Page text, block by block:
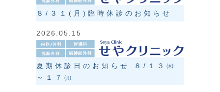
８/３１(月)臨時休診のお知らせ
2026.05.15
夏期休診日のお知らせ ８/１３㈭
～１７㈪